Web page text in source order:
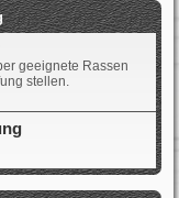
geeignete Rassen
stellen.